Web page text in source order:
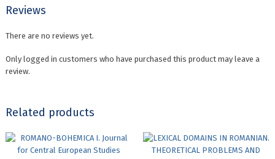
AND
IN
HISTORY
quantity
Reviews
There are no reviews yet.
Only logged in customers who have purchased this product may leave a
review.
Related products